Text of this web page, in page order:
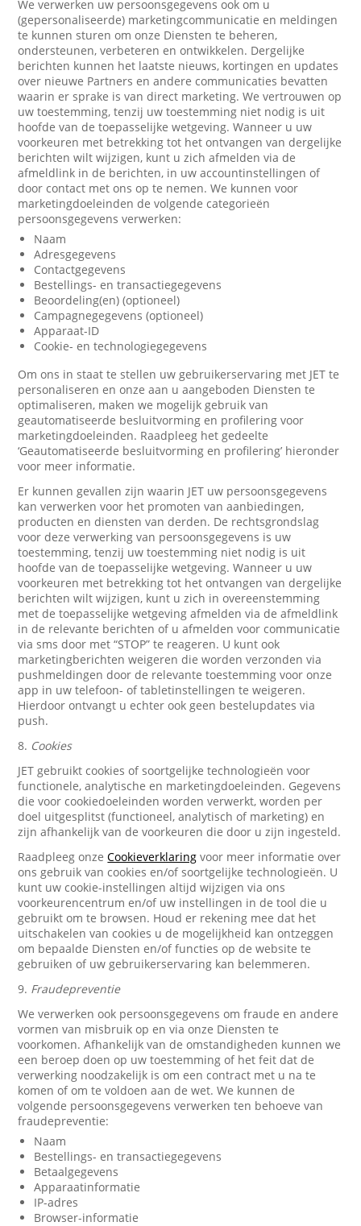
We verwerken uw persoonsgegevens ook om u
(gepersonaliseerde) marketingcommunicatie en meldingen
te kunnen sturen om onze Diensten te beheren,
ondersteunen, verbeteren en ontwikkelen. Dergelijke
berichten kunnen het laatste nieuws, kortingen en updates
over nieuwe Partners en andere communicaties bevatten
waarin er sprake is van direct marketing. We vertrouwen op
uw toestemming, tenzij uw toestemming niet nodig is uit
hoofde van de toepasselijke wetgeving. Wanneer u uw
voorkeuren met betrekking tot het ontvangen van dergelijke
berichten wilt wijzigen, kunt u zich afmelden via de
afmeldlink in de berichten, in uw accountinstellingen of
door contact met ons op te nemen. We kunnen voor
marketingdoeleinden de volgende categorieën
persoonsgegevens verwerken:
Naam
Adresgegevens
Contactgegevens
Bestellings- en transactiegegevens
Beoordeling(en) (optioneel)
Campagnegegevens (optioneel)
Apparaat-ID
Cookie- en technologiegegevens
Om ons in staat te stellen uw gebruikerservaring met JET te
personaliseren en onze aan u aangeboden Diensten te
optimaliseren, maken we mogelijk gebruik van
geautomatiseerde besluitvorming en profilering voor
marketingdoeleinden. Raadpleeg het gedeelte
‘Geautomatiseerde besluitvorming en profilering’ hieronder
voor meer informatie.
Er kunnen gevallen zijn waarin JET uw persoonsgegevens
kan verwerken voor het promoten van aanbiedingen,
producten en diensten van derden. De rechtsgrondslag
voor deze verwerking van persoonsgegevens is uw
toestemming, tenzij uw toestemming niet nodig is uit
hoofde van de toepasselijke wetgeving. Wanneer u uw
voorkeuren met betrekking tot het ontvangen van dergelijke
berichten wilt wijzigen, kunt u zich in overeenstemming
met de toepasselijke wetgeving afmelden via de afmeldlink
in de relevante berichten of u afmelden voor communicatie
via sms door met “STOP” te reageren. U kunt ook
marketingberichten weigeren die worden verzonden via
pushmeldingen door de relevante toestemming voor onze
app in uw telefoon- of tabletinstellingen te weigeren.
Hierdoor ontvangt u echter ook geen bestelupdates via
push.
8. Cookies
JET gebruikt cookies of soortgelijke technologieën voor
functionele, analytische en marketingdoeleinden. Gegevens
die voor cookiedoeleinden worden verwerkt, worden per
doel uitgesplitst (functioneel, analytisch of marketing) en
zijn afhankelijk van de voorkeuren die door u zijn ingesteld.
Raadpleeg onzeCookieverklaring voor meer informatie over
ons gebruik van cookies en/of soortgelijke technologieën. U
kunt uw cookie-instellingen altijd wijzigen via ons
voorkeurencentrum en/of uw instellingen in de tool die u
gebruikt om te browsen. Houd er rekening mee dat het
uitschakelen van cookies u de mogelijkheid kan ontzeggen
om bepaalde Diensten en/of functies op de website te
gebruiken of uw gebruikerservaring kan belemmeren.
9. Fraudepreventie
We verwerken ook persoonsgegevens om fraude en andere
vormen van misbruik op en via onze Diensten te
voorkomen. Afhankelijk van de omstandigheden kunnen we
een beroep doen op uw toestemming of het feit dat de
verwerking noodzakelijk is om een contract met u na te
komen of om te voldoen aan de wet. We kunnen de
volgende persoonsgegevens verwerken ten behoeve van
fraudepreventie:
Naam
Bestellings- en transactiegegevens
Betaalgegevens
Apparaatinformatie
IP-adres
Browser-informatie